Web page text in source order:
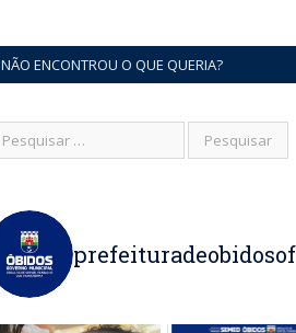
NÃO ENCONTROU O QUE QUERIA?
prefeituradeobidosof